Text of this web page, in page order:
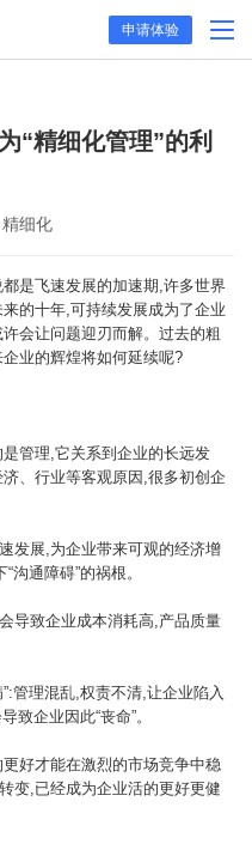
申请体验
“精细化管理”的利
精细化
是飞速发展的加速期,许多世界
的十年,可持续发展成为了企业
会让问题迎刃而解。过去的粗
业的辉煌将如何延续呢?
管理,它关系到企业的长远发
、行业等客观原因,很多初创企
发展,为企业带来可观的经济增
通障碍”的祸根。
导致企业成本消耗高,产品质量
管理混乱,权责不清,让企业陷入
致企业因此“丧命”。
好才能在激烈的市场竞争中稳
变,已经成为企业活的更好更健